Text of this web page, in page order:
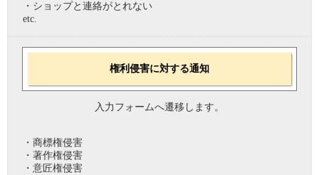
・ショップと連絡がとれない
etc.
権利侵害に対する通知
入力フォームへ遷移します。
・商標権侵害
・著作権侵害
・意匠権侵害